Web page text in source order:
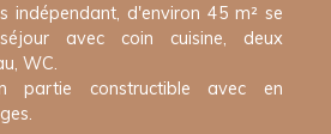
indépendant, d'environ 45 m² se
avec coin cuisine, deux
WC.
partie constructible avec en